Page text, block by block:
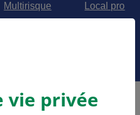
Multirisque Local pro
vie privée